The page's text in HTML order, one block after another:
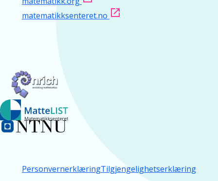
matematikksenteret.no
PersonvernerklæringTilgjengelighetserklæring